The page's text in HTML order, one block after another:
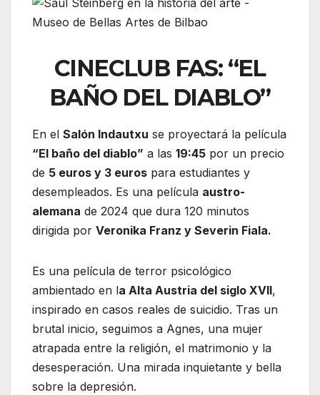
CINECLUB FAS: “EL
BAÑO DEL DIABLO”
En el Salón Indautxu se proyectará la película
“El baño del diablo” a las 19:45 por un precio
de 5 euros y 3 euros para estudiantes y
desempleados. Es una película austro-
alemana de 2024 que dura 120 minutos
dirigida por Veronika Franz y Severin Fiala.
Es una película de terror psicológico
ambientado en la Alta Austria del siglo XVII,
inspirado en casos reales de suicidio. Tras un
brutal inicio, seguimos a Agnes, una mujer
atrapada entre la religión, el matrimonio y la
desesperación. Una mirada inquietante y bella
sobre la depresión.